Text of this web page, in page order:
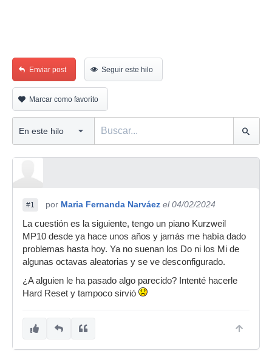
Enviar post Seguir este hilo
Marcar como favorito
#1 por Maria Fernanda Narváez el 04/02/2024
La cuestión es la siguiente, tengo un piano Kurzweil
MP10 desde ya hace unos años y jamás me había dado
problemas hasta hoy. Ya no suenan los Do ni los Mi de
algunas octavas aleatorias y se ve desconfigurado.
¿A alguien le ha pasado algo parecido? Intenté hacerle
Hard Reset y tampoco sirvió